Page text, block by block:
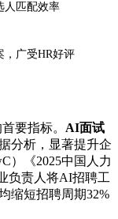
人匹配效率
，广受HR好评
要指标。 AI面试
分析，显著提升企
）《2025中国人力
负责人将AI招聘工
缩短招聘周期32%